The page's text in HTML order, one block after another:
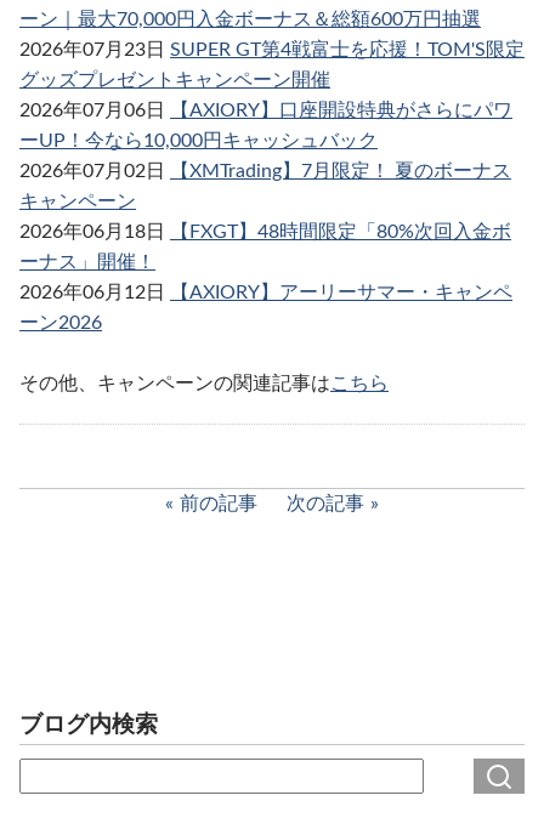
ーン｜最大70,000円入金ボーナス＆総額600万円抽選
2026年07月23日 SUPER GT第4戦富士を応援！TOM'S限定
グッズプレゼントキャンペーン開催
2026年07月06日
【AXIORY】口座開設特典がさらにパワ
ーUP！今なら10,000円キャッシュバック
2026年07月02日
【XMTrading】7月限定！ 夏のボーナス
キャンペーン
2026年06月18日
【FXGT】48時間限定「80%次回入金ボ
ーナス」開催！
2026年06月12日
【AXIORY】アーリーサマー・キャンペ
ーン2026
その他、キャンペーンの関連記事はこちら
前の記事 次の記事
ブログ内検索